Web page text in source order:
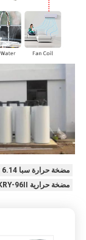
مضخة حرارة سبا 6.14 COP
مضخة حرارية SPA KRY-96II